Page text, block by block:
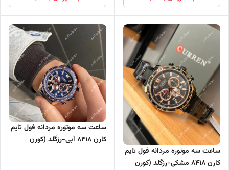
ساعت سه موتوره مردانه فول تایم
کارن 8418 مشکی-رزگلد (کورن
ساعت سه موتوره مردانه فول تایم
کارن 8418 آبی-رزگلد (کورن